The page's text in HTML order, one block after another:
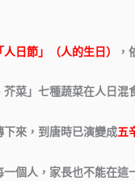
「人日節」（人的生日） ，
菜」七種蔬菜在人日混
來，到唐時已演變成五
個人，家長也不能在這